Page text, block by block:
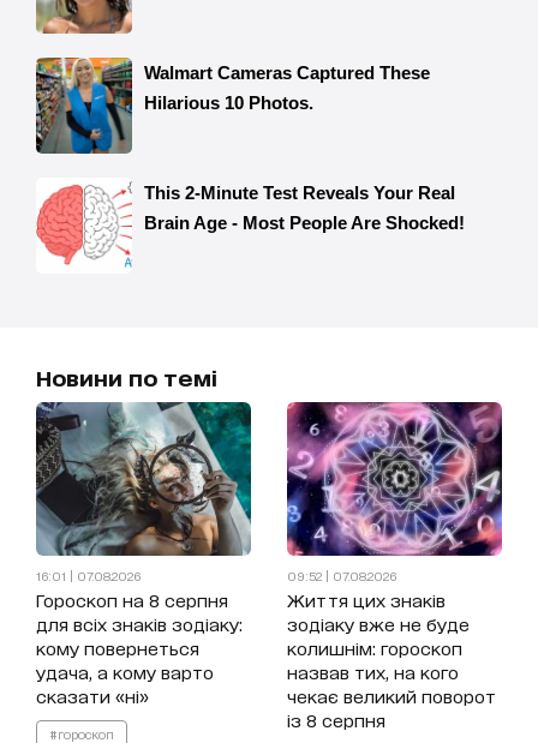
Новини по темі
16:01 | 07.08.2026
Гороскоп на 8 серпня
для всіх знаків зодіаку:
кому повернеться
удача, а кому варто
сказати «ні»
#гороскоп
09:52 | 07.08.2026
Життя цих знаків
зодіаку вже не буде
колишнім: гороскоп
назвав тих, на кого
чекає великий поворот
із 8 серпня